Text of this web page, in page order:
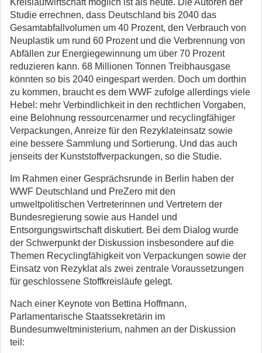
Kreislaufwirtschaft möglich ist als heute. Die Autoren der
Studie errechnen, dass Deutschland bis 2040 das
Gesamtabfallvolumen um 40 Prozent, den Verbrauch von
Neuplastik um rund 60 Prozent und die Verbrennung von
Abfällen zur Energiegewinnung um über 70 Prozent
reduzieren kann. 68 Millionen Tonnen Treibhausgase
könnten so bis 2040 eingespart werden. Doch um dorthin
zu kommen, braucht es dem WWF zufolge allerdings viele
Hebel: mehr Verbindlichkeit in den rechtlichen Vorgaben,
eine Belohnung ressourcenarmer und recyclingfähiger
Verpackungen, Anreize für den Rezyklateinsatz sowie
eine bessere Sammlung und Sortierung. Und das auch
jenseits der Kunststoffverpackungen, so die Studie.
Im Rahmen einer Gesprächsrunde in Berlin haben der
WWF Deutschland und PreZero mit den
umweltpolitischen Vertreterinnen und Vertretern der
Bundesregierung sowie aus Handel und
Entsorgungswirtschaft diskutiert. Bei dem Dialog wurde
der Schwerpunkt der Diskussion insbesondere auf die
Themen Recyclingfähigkeit von Verpackungen sowie der
Einsatz von Rezyklat als zwei zentrale Voraussetzungen
für geschlossene Stoffkreisläufe gelegt.
Nach einer Keynote von Bettina Hoffmann,
Parlamentarische Staatssekretärin im
Bundesumweltministerium, nahmen an der Diskussion
teil: